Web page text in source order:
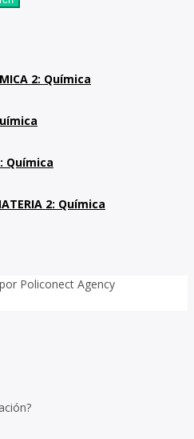
2: Química
Química
2: Química
Policonect Agency